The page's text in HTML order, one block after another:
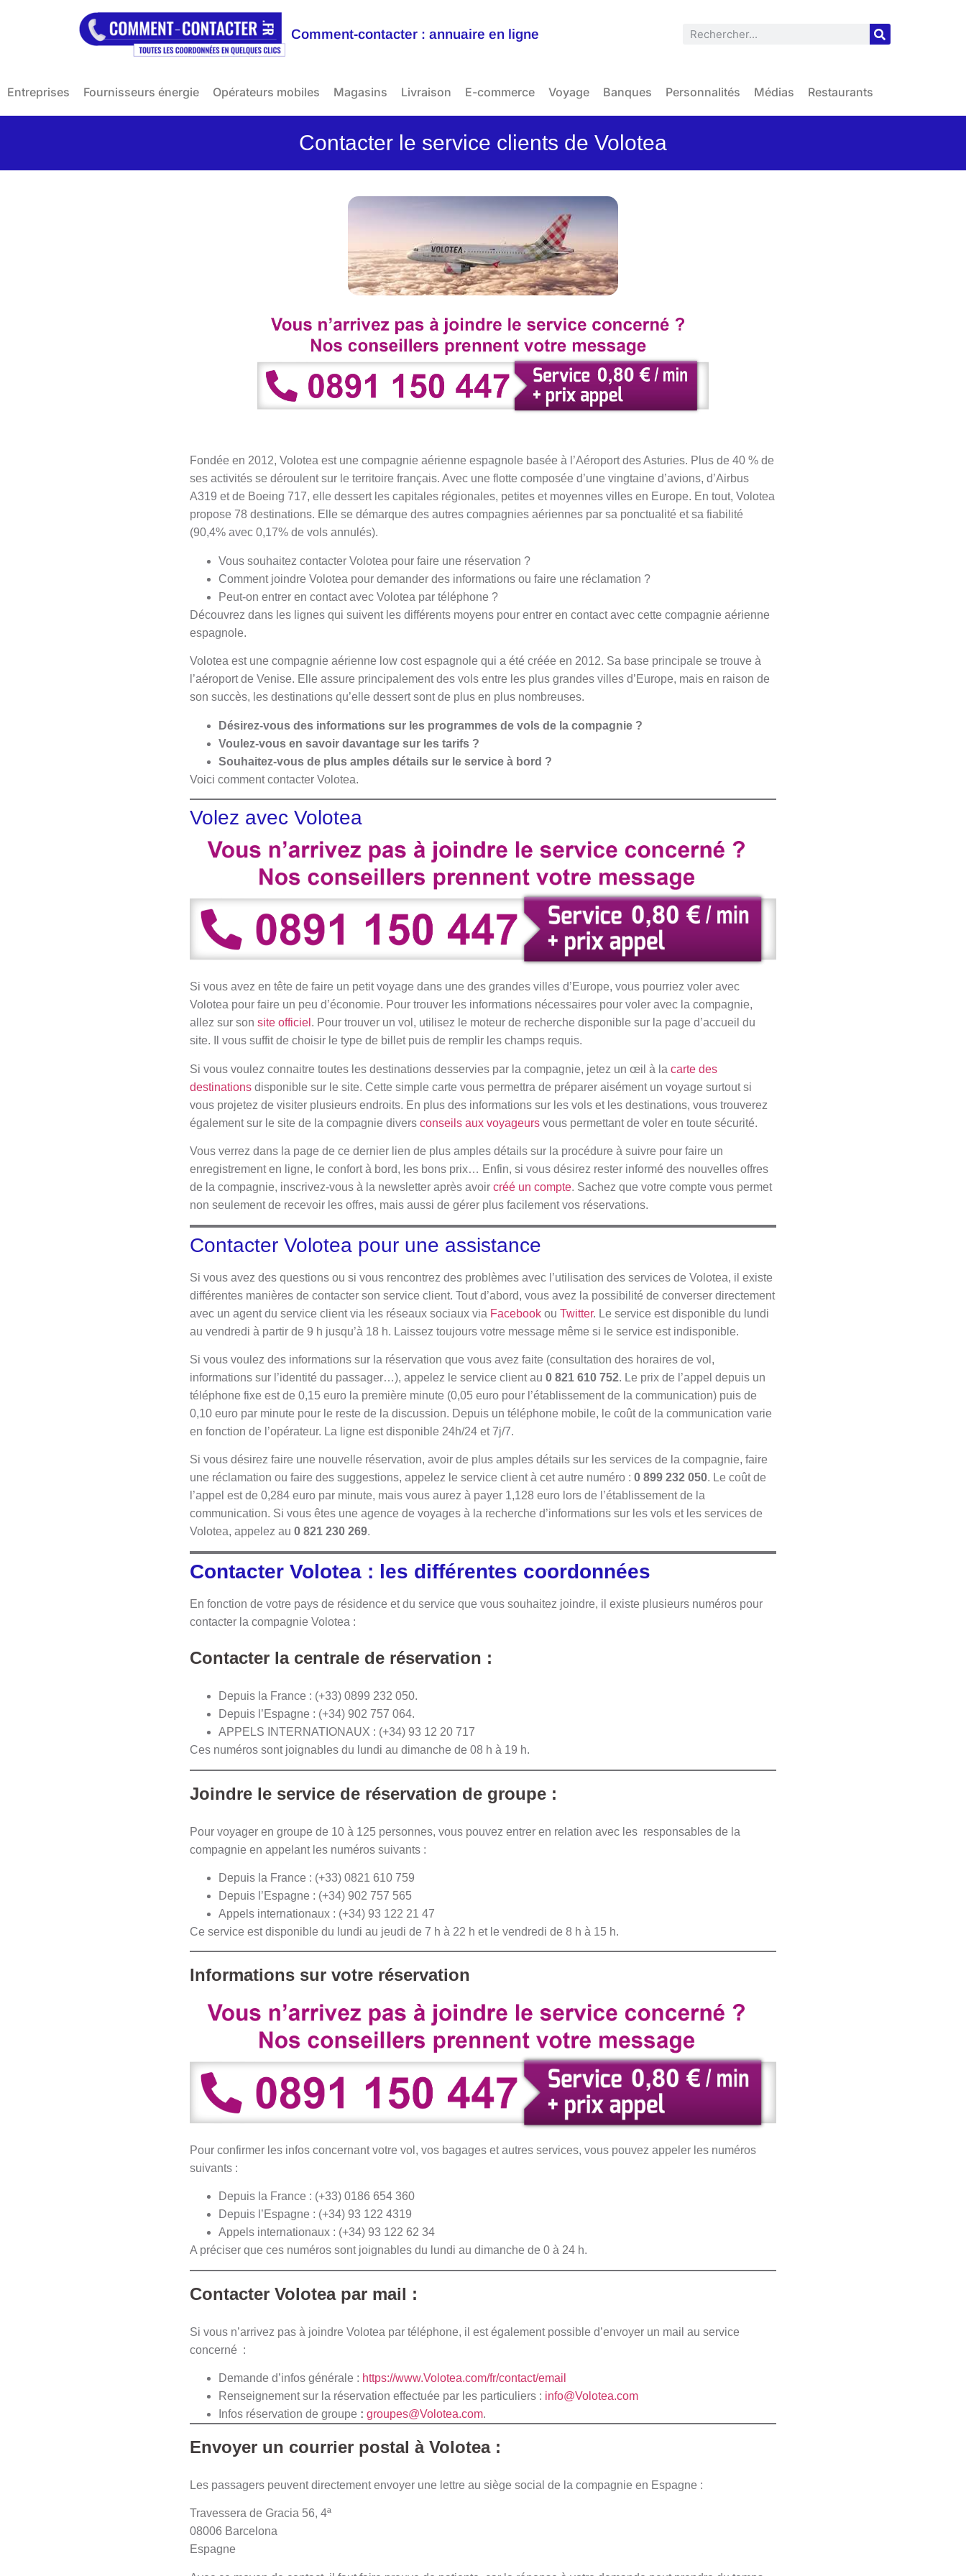
Comment-contacter : annuaire en ligne
Entreprises Fournisseurs énergie Opérateurs mobiles Magasins Livraison E-commerce Voyage Banques Personnalités Médias Restaurants
Contacter le service clients de Volotea
Fondée en 2012, Volotea est une compagnie aérienne espagnole basée à l’Aéroport des Asturies. Plus de 40 % de
ses activités se déroulent sur le territoire français. Avec une flotte composée d’une vingtaine d’avions, d’Airbus
A319 et de Boeing 717, elle dessert les capitales régionales, petites et moyennes villes en Europe. En tout, Volotea
propose 78 destinations. Elle se démarque des autres compagnies aériennes par sa ponctualité et sa fiabilité
(90,4% avec 0,17% de vols annulés).
Vous souhaitez contacter Volotea pour faire une réservation ?
Comment joindre Volotea pour demander des informations ou faire une réclamation ?
Peut-on entrer en contact avec Volotea par téléphone ?
Découvrez dans les lignes qui suivent les différents moyens pour entrer en contact avec cette compagnie aérienne
espagnole.
Volotea est une compagnie aérienne low cost espagnole qui a été créée en 2012. Sa base principale se trouve à
l’aéroport de Venise. Elle assure principalement des vols entre les plus grandes villes d’Europe, mais en raison de
son succès, les destinations qu’elle dessert sont de plus en plus nombreuses.
Désirez-vous des informations sur les programmes de vols de la compagnie ?
Voulez-vous en savoir davantage sur les tarifs ?
Souhaitez-vous de plus amples détails sur le service à bord ?
Voici comment contacter Volotea.
Volez avec Volotea
Si vous avez en tête de faire un petit voyage dans une des grandes villes d’Europe, vous pourriez voler avec
Volotea pour faire un peu d’économie. Pour trouver les informations nécessaires pour voler avec la compagnie,
allez sur son site officiel . Pour trouver un vol, utilisez le moteur de recherche disponible sur la page d’accueil du
site. Il vous suffit de choisir le type de billet puis de remplir les champs requis.
Si vous voulez connaitre toutes les destinations desservies par la compagnie, jetez un œil à la carte des
destinations disponible sur le site. Cette simple carte vous permettra de préparer aisément un voyage surtout si
vous projetez de visiter plusieurs endroits. En plus des informations sur les vols et les destinations, vous trouverez
également sur le site de la compagnie divers conseils aux voyageurs vous permettant de voler en toute sécurité.
Vous verrez dans la page de ce dernier lien de plus amples détails sur la procédure à suivre pour faire un
enregistrement en ligne, le confort à bord, les bons prix… Enfin, si vous désirez rester informé des nouvelles offres
de la compagnie, inscrivez-vous à la newsletter après avoir créé un compte. Sachez que votre compte vous permet
non seulement de recevoir les offres, mais aussi de gérer plus facilement vos réservations.
Contacter Volotea pour une assistance
Si vous avez des questions ou si vous rencontrez des problèmes avec l’utilisation des services de Volotea, il existe
différentes manières de contacter son service client. Tout d’abord, vous avez la possibilité de converser directement
avec un agent du service client via les réseaux sociaux via Facebook ou Twitter. Le service est disponible du lundi
au vendredi à partir de 9 h jusqu’à 18 h. Laissez toujours votre message même si le service est indisponible.
Si vous voulez des informations sur la réservation que vous avez faite (consultation des horaires de vol,
informations sur l’identité du passager…), appelez le service client au 0 821 610 752. Le prix de l’appel depuis un
téléphone fixe est de 0,15 euro la première minute (0,05 euro pour l’établissement de la communication) puis de
0,10 euro par minute pour le reste de la discussion. Depuis un téléphone mobile, le coût de la communication varie
en fonction de l’opérateur. La ligne est disponible 24h/24 et 7j/7.
Si vous désirez faire une nouvelle réservation, avoir de plus amples détails sur les services de la compagnie, faire
une réclamation ou faire des suggestions, appelez le service client à cet autre numéro : 0 899 232 050. Le coût de
l’appel est de 0,284 euro par minute, mais vous aurez à payer 1,128 euro lors de l’établissement de la
communication. Si vous êtes une agence de voyages à la recherche d’informations sur les vols et les services de
Volotea, appelez au 0 821 230 269.
Contacter Volotea : les différentes coordonnées
En fonction de votre pays de résidence et du service que vous souhaitez joindre, il existe plusieurs numéros pour
contacter la compagnie Volotea :
Contacter la centrale de réservation :
Depuis la France : (+33) 0899 232 050.
Depuis l’Espagne : (+34) 902 757 064.
APPELS INTERNATIONAUX : (+34) 93 12 20 717
Ces numéros sont joignables du lundi au dimanche de 08 h à 19 h.
Joindre le service de réservation de groupe :
Pour voyager en groupe de 10 à 125 personnes, vous pouvez entrer en relation avec les responsables de la
compagnie en appelant les numéros suivants :
Depuis la France : (+33) 0821 610 759
Depuis l’Espagne : (+34) 902 757 565
Appels internationaux : (+34) 93 122 21 47
Ce service est disponible du lundi au jeudi de 7 h à 22 h et le vendredi de 8 h à 15 h.
Informations sur votre réservation
Pour confirmer les infos concernant votre vol, vos bagages et autres services, vous pouvez appeler les numéros
suivants :
Depuis la France : (+33) 0186 654 360
Depuis l’Espagne : (+34) 93 122 4319
Appels internationaux : (+34) 93 122 62 34
A préciser que ces numéros sont joignables du lundi au dimanche de 0 à 24 h.
Contacter Volotea par mail :
Si vous n’arrivez pas à joindre Volotea par téléphone, il est également possible d’envoyer un mail au service
concerné :
Demande d’infos générale : https://www.Volotea.com/fr/contact/email
Renseignement sur la réservation effectuée par les particuliers : info@Volotea.com
Infos réservation de groupe : groupes@Volotea.com.
Envoyer un courrier postal à Volotea :
Les passagers peuvent directement envoyer une lettre au siège social de la compagnie en Espagne :
Travessera de Gracia 56, 4ª
08006 Barcelona
Espagne